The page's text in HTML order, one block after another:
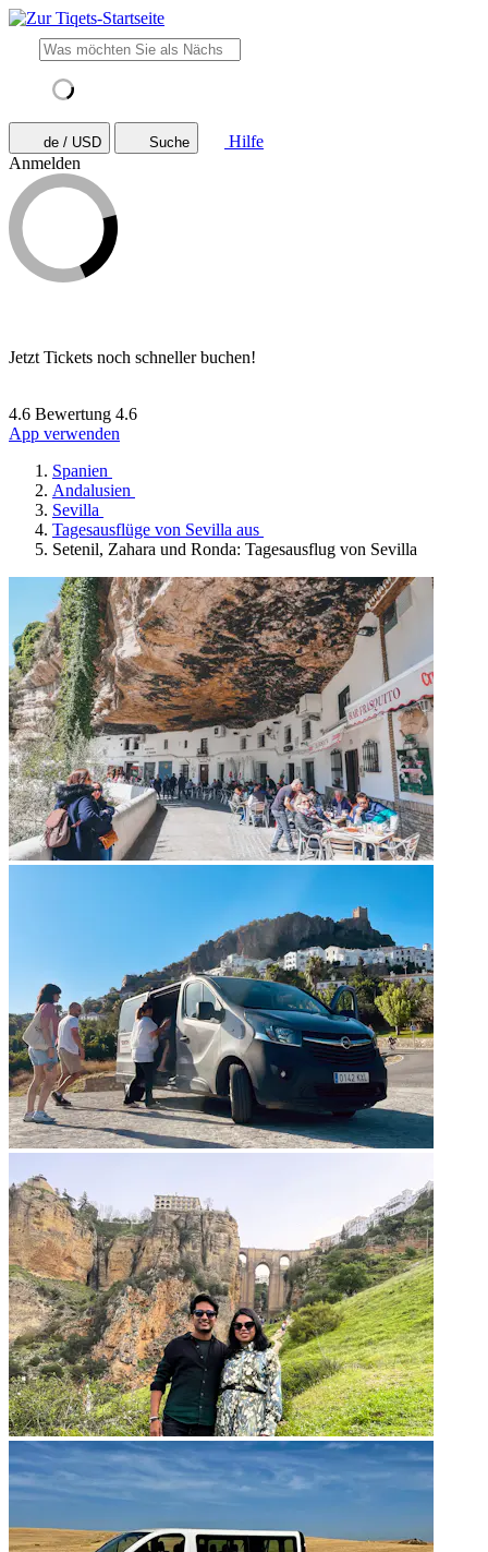
de / USD Suche
Hilfe
Anmelden
Jetzt Tickets noch schneller buchen!
4.6 Bewertung 4.6
App verwenden
Spanien
Andalusien
Sevilla
Tagesausflüge von Sevilla aus
Setenil, Zahara und Ronda: Tagesausflug von Sevilla